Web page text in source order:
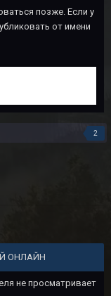
позже. Если у
от имени
2
ОНЛАЙН
не просматривает